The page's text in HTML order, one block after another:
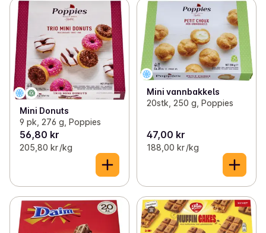
Mini Donuts
9 pk, 276 g, Poppies
56,80 kr
205,80 kr /kg
Mini vannbakkels
20stk, 250 g, Poppies
47,00 kr
188,00 kr /kg